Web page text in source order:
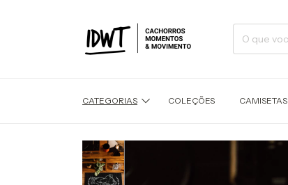
CATEGORIAS COLEÇÕES CAMISETAS